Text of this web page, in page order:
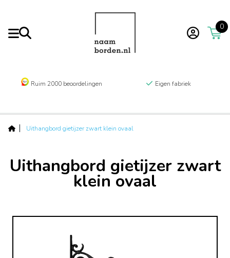
0
Ruim 2000 beoordelingen Eigen fabriek
Uithangbord gietijzer zwart klein ovaal
Uithangbord gietijzer zwart
klein ovaal